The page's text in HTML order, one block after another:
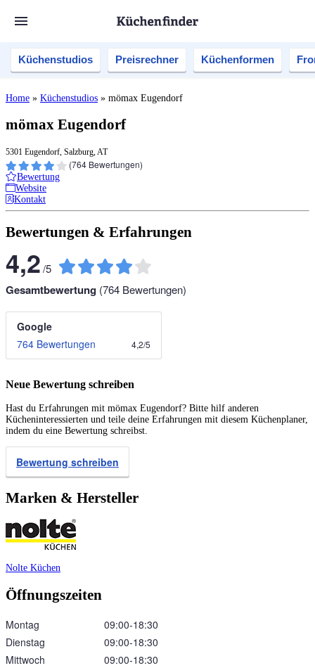
Küchenstudios Preisrechner Küchenformen
Home » Küchenstudios » mömax Eugendorf
mömax Eugendorf
5301 Eugendorf, Salzburg, AT
(764 Bewertungen)
Bewertung
Website
Kontakt
Bewertungen & Erfahrungen
4,2/5
Gesamtbewertung (764 Bewertungen)
Google
764 Bewertungen
4,2/5
Neue Bewertung schreiben
Hast du Erfahrungen mit mömax Eugendorf? Bitte hilf anderen
Kücheninteressierten und teile deine Erfahrungen mit diesem Küchenplaner,
indem du eine Bewertung schreibst.
Bewertung schreiben
Marken & Hersteller
Nolte Küchen
Öffnungszeiten
Montag
09:00‑18:30
Dienstag
09:00‑18:30
Mittwoch
09:00‑18:30